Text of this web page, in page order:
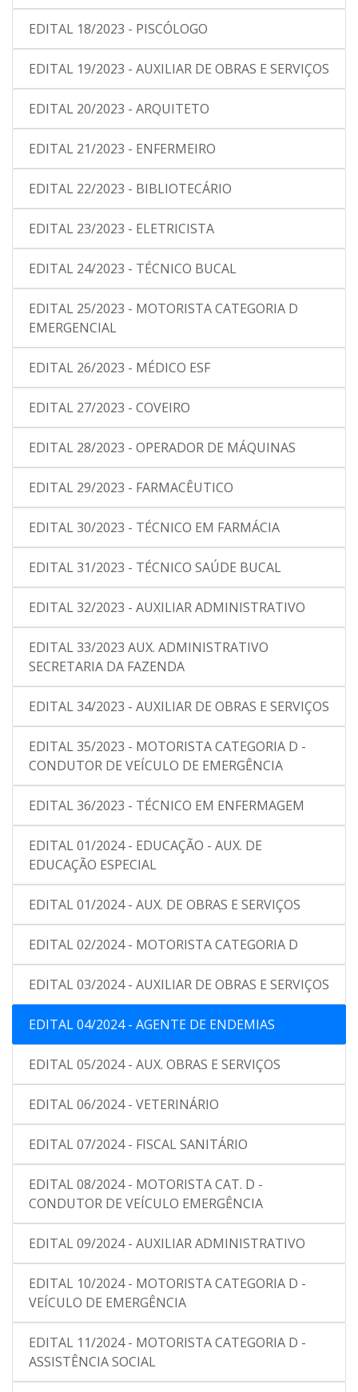
EDITAL 18/2023 - PISCÓLOGO
EDITAL 19/2023 - AUXILIAR DE OBRAS E SERVIÇOS
EDITAL 20/2023 - ARQUITETO
EDITAL 21/2023 - ENFERMEIRO
EDITAL 22/2023 - BIBLIOTECÁRIO
EDITAL 23/2023 - ELETRICISTA
EDITAL 24/2023 - TÉCNICO BUCAL
EDITAL 25/2023 - MOTORISTA CATEGORIA D
EMERGENCIAL
EDITAL 26/2023 - MÉDICO ESF
EDITAL 27/2023 - COVEIRO
EDITAL 28/2023 - OPERADOR DE MÁQUINAS
EDITAL 29/2023 - FARMACÊUTICO
EDITAL 30/2023 - TÉCNICO EM FARMÁCIA
EDITAL 31/2023 - TÉCNICO SAÚDE BUCAL
EDITAL 32/2023 - AUXILIAR ADMINISTRATIVO
EDITAL 33/2023 AUX. ADMINISTRATIVO
SECRETARIA DA FAZENDA
EDITAL 34/2023 - AUXILIAR DE OBRAS E SERVIÇOS
EDITAL 35/2023 - MOTORISTA CATEGORIA D -
CONDUTOR DE VEÍCULO DE EMERGÊNCIA
EDITAL 36/2023 - TÉCNICO EM ENFERMAGEM
EDITAL 01/2024 - EDUCAÇÃO - AUX. DE
EDUCAÇÃO ESPECIAL
EDITAL 01/2024 - AUX. DE OBRAS E SERVIÇOS
EDITAL 02/2024 - MOTORISTA CATEGORIA D
EDITAL 03/2024 - AUXILIAR DE OBRAS E SERVIÇOS
EDITAL 04/2024 - AGENTE DE ENDEMIAS
EDITAL 05/2024 - AUX. OBRAS E SERVIÇOS
EDITAL 06/2024 - VETERINÁRIO
EDITAL 07/2024 - FISCAL SANITÁRIO
EDITAL 08/2024 - MOTORISTA CAT. D -
CONDUTOR DE VEÍCULO EMERGÊNCIA
EDITAL 09/2024 - AUXILIAR ADMINISTRATIVO
EDITAL 10/2024 - MOTORISTA CATEGORIA D -
VEÍCULO DE EMERGÊNCIA
EDITAL 11/2024 - MOTORISTA CATEGORIA D -
ASSISTÊNCIA SOCIAL